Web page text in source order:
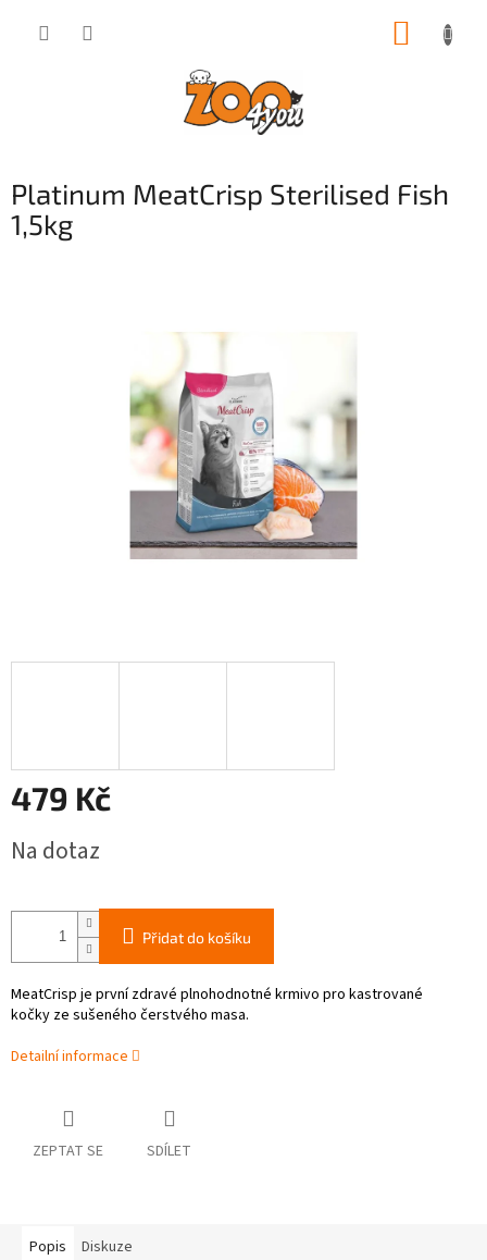
Platinum MeatCrisp Sterilised Fish
1,5kg
479 Kč
cena:
Na dotaz
Přidat do košíku
MeatCrisp je první zdravé plnohodnotné krmivo pro kastrované
kočky ze sušeného čerstvého masa.
Detailní informace
ZEPTAT SE SDÍLET
Popis Diskuze